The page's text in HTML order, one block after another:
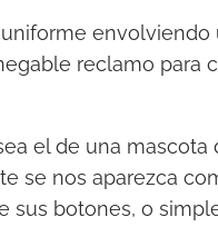
reclamo para
el de una mascota
se nos aparezca
sus botones, o